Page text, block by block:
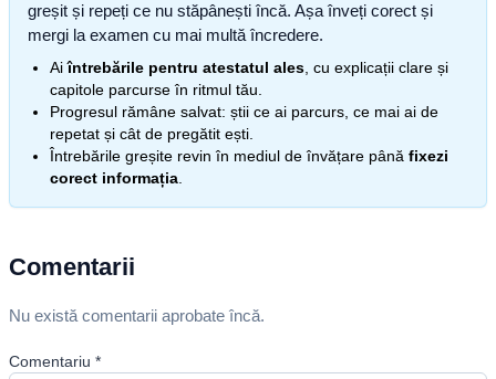
greșit și repeți ce nu stăpânești încă. Așa înveți corect și
mergi la examen cu mai multă încredere.
Aiîntrebările pentru atestatul ales , cu explicații clare și
capitole parcurse în ritmul tău.
Progresul rămâne salvat: știi ce ai parcurs, ce mai ai de
repetat și cât de pregătit ești.
Întrebările greșite revin în mediul de învățare până fixezi
corect informația
Comentarii
Nu există comentarii aprobate încă.
Comentariu *